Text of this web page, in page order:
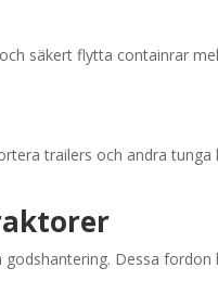
säkert flytta containrar
trailers och andra
Dessa